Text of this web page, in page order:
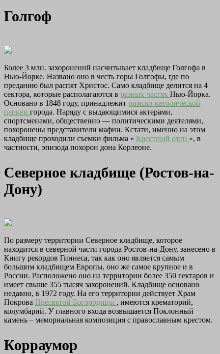
Голгоф
Более 3 млн. захоронений насчитывает кладбище Голгофа в
Нью-Йорке. Названо оно в честь горы Голгофы, где по
преданию был распят Христос. Само кладбище делится на 4
сектора, которые располагаются в разных частях Нью-Йорка.
Основано в 1848 году, принадлежит римско-католической
церкви города. Наряду с выдающимися актерами,
спортсменами, общественно — политическими деятелями,
похоронены представители мафии. Кстати, именно на этом
кладбище проходили съемки фильма « Крестный отец », в
частности, эпизода похорон дона Корлеоне.
Северное кладбище (Ростов-на-
Дону)
По размеру территории Северное кладбище, которое
находится в северной части города Ростов-на-Дону, занесено в
Книгу рекордов Гиннеса, так как оно является самым
большим кладбищем Европы, оно же самое крупное и в
России. Расположено оно на территории более 350 гектаров и
имеет свыше 355 тысяч захоронений. Кладбище основано
недавно, в 1972 году. На его территории действует Храм
Покрова Пресвятой Богородицы , имеются крематорий,
колумбарий. У главного входа возвышается Поклонный
камень – мемориальная композиция с православным крестом.
Корраумор